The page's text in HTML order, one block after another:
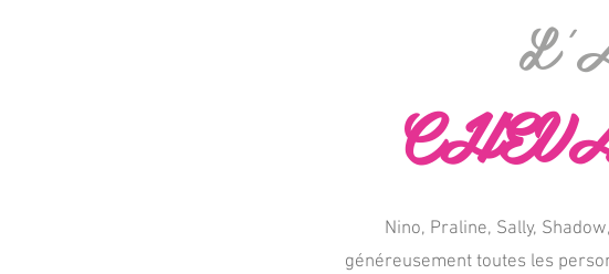
Nino, Praline, Sally,
généreusement toutes les